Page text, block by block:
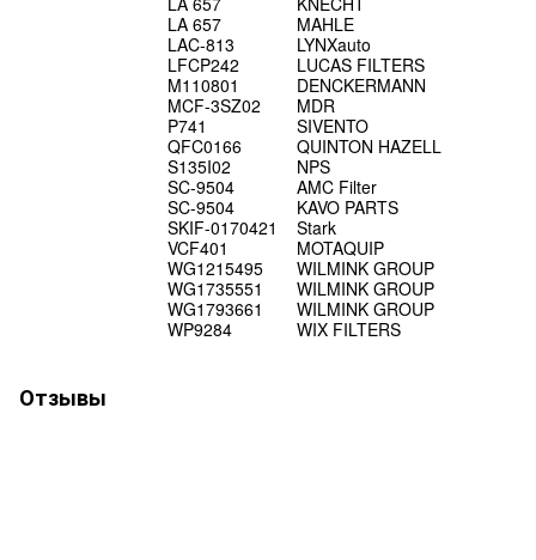
LA 657
MAHLE
LAC-813
LYNXauto
LFCP242
LUCAS FILTERS
M110801
DENCKERMANN
MCF-3SZ02
MDR
P741
SIVENTO
QFC0166
QUINTON HAZELL
S135I02
NPS
SC-9504
AMC Filter
SC-9504
KAVO PARTS
SKIF-0170421
Stark
VCF401
MOTAQUIP
WG1215495
WILMINK GROUP
WG1735551
WILMINK GROUP
WG1793661
WILMINK GROUP
WP9284
WIX FILTERS
Отзывы